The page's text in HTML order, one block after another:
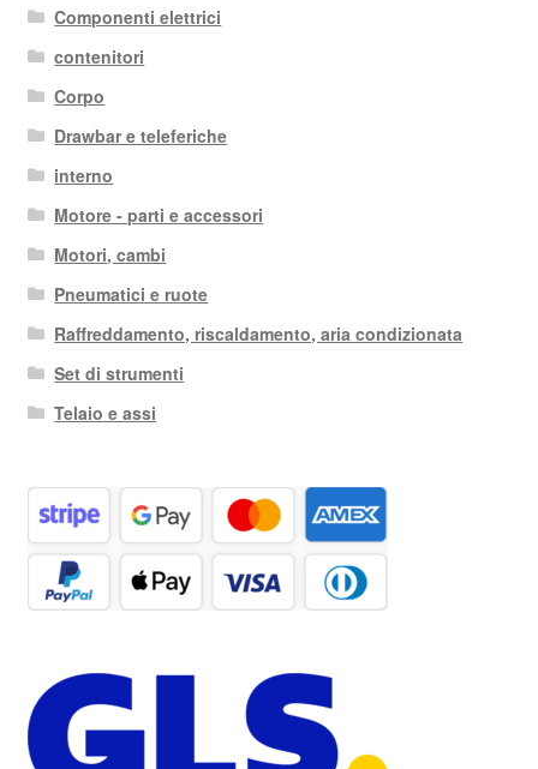
Componenti elettrici
contenitori
Corpo
Drawbar e teleferiche
interno
Motore - parti e accessori
Motori, cambi
Pneumatici e ruote
Raffreddamento, riscaldamento, aria condizionata
Set di strumenti
Telaio e assi